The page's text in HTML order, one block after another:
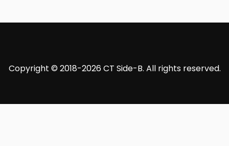
Copyright © 2018-2026 CT Side-B. All rights reserved.